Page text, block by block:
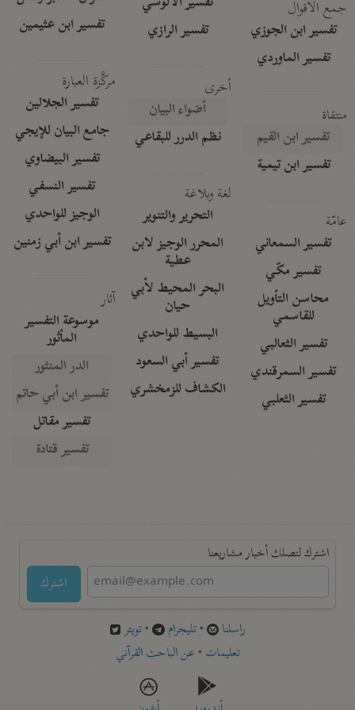
جمع الأقوال
تفسير ابن الجوزي
تفسير الماوردي
منتقاة
تفسير ابن القيم
تفسير ابن تيمية
عامّة
تفسير السمعاني
تفسير مكّي
محاسن التأويل
للقاسمي
تفسير الثعالبي
تفسير السمرقندي
تفسير الثعلبي
تفسير الرازي
أخرى
أضواء البيان
نظم الدرر للبقاعي
لغة وبلاغة
التحرير والتنوير
المحرر الوجيز لابن
عطية
البحر المحيط لأبي
حيان
البسيط للواحدي
تفسير أبي السعود
الكشاف للزمخشري
تفسير ابن عثيمين
مركَّزة العبارة
تفسير الجلالين
جامع البيان للإيجي
تفسير البيضاوي
تفسير النسفي
الوجيز للواحدي
تفسير ابن أبي زمنين
آثار
موسوعة التفسير
المأثور
الدر المنثور
تفسير ابن أبي حاتم
تفسير مقاتل
تفسير قتادة
اشترك لتصلك أخبار مشاريعنا
اشترك
راسلنا •تليجرام •تويتر
تعليمات •عن الباحث القرآني